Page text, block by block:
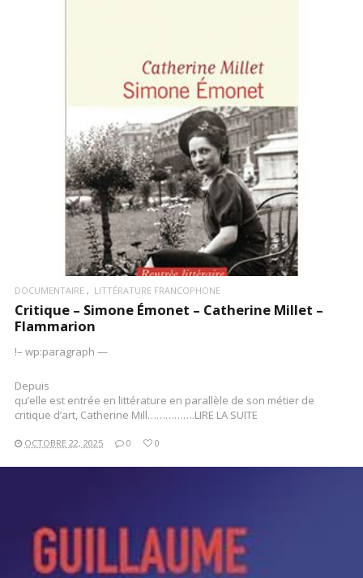
LIRE LA SUITE
DOCUMENTAIRE LITTÉRATURE FRANCOPHONE
Critique – Simone Émonet – Catherine Millet –
Flammarion
!– wp:paragraph —
Depuis
qu’elle est entrée en littérature en parallèle de son métier de
critique d’art, Catherine Mill…………….LIRE LA SUITE
OCTOBRE 22, 2025 0 0